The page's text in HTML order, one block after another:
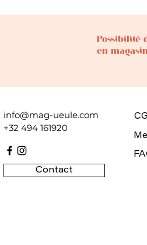
info@mag-ueule.com
+32 494 161920
Contact
Possibilité
en magasin